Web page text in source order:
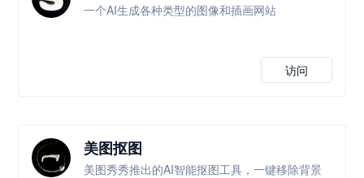
一个AI生成各种类型的图像和插画网站
访问
美图抠图
美图秀秀推出的AI智能抠图工具，一键移除背景